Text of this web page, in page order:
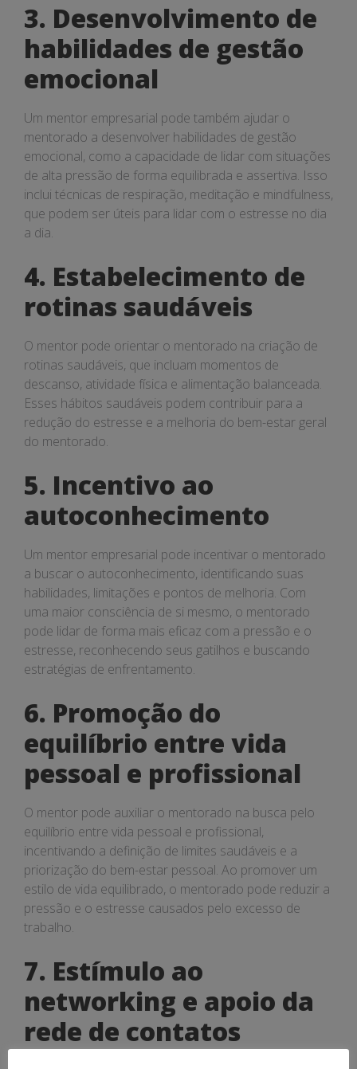
3. Desenvolvimento de
habilidades de gestão
emocional
Um mentor empresarial pode também ajudar o
mentorado a desenvolver habilidades de gestão
emocional, como a capacidade de lidar com situações
de alta pressão de forma equilibrada e assertiva. Isso
inclui técnicas de respiração, meditação e mindfulness,
que podem ser úteis para lidar com o estresse no dia
a dia.
4. Estabelecimento de
rotinas saudáveis
O mentor pode orientar o mentorado na criação de
rotinas saudáveis, que incluam momentos de
descanso, atividade física e alimentação balanceada.
Esses hábitos saudáveis podem contribuir para a
redução do estresse e a melhoria do bem-estar geral
do mentorado.
5. Incentivo ao
autoconhecimento
Um mentor empresarial pode incentivar o mentorado
a buscar o autoconhecimento, identificando suas
habilidades, limitações e pontos de melhoria. Com
uma maior consciência de si mesmo, o mentorado
pode lidar de forma mais eficaz com a pressão e o
estresse, reconhecendo seus gatilhos e buscando
estratégias de enfrentamento.
6. Promoção do
equilíbrio entre vida
pessoal e profissional
O mentor pode auxiliar o mentorado na busca pelo
equilíbrio entre vida pessoal e profissional,
incentivando a definição de limites saudáveis e a
priorização do bem-estar pessoal. Ao promover um
estilo de vida equilibrado, o mentorado pode reduzir a
pressão e o estresse causados pelo excesso de
trabalho.
7. Estímulo ao
networking e apoio da
rede de contatos